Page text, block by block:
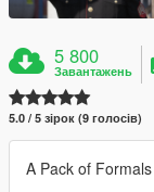
5 800
Завантажень
5.0 / 5 зірок (9 голосів)
A Pack of